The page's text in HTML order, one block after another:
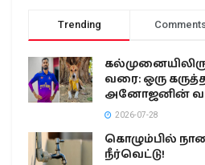
Trending
வரை: ஒரு
அனோஜனின்
2026-07-28
கொழும்பில்
நீர்வெட்டு!